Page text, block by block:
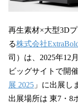
再生素材×大型3D
る株式会社
司）は、2025年12
ビッグサイトで開
展 2025 」に出展し
出展場所は 東7・8